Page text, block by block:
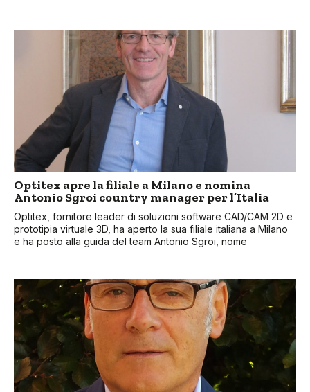
Optitex apre la filiale a Milano e nomina
Antonio Sgroi country manager per l’Italia
Optitex, fornitore leader di soluzioni software CAD/CAM 2D e
prototipia virtuale 3D, ha aperto la sua filiale italiana a Milano
e ha posto alla guida del team Antonio Sgroi, nome